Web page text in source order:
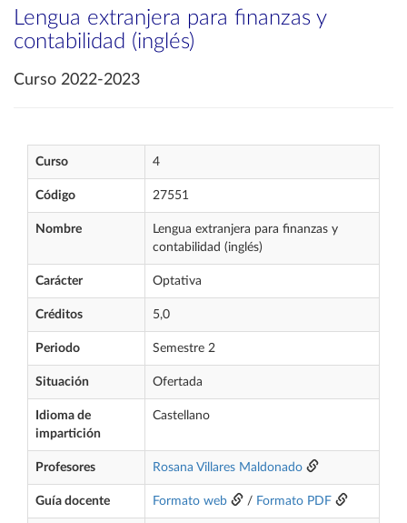
Lengua extranjera para finanzas y
contabilidad (inglés)
Curso 2022-2023
Curso 4
Código 27551
Nombre
Lengua extranjera para finanzas y
contabilidad (inglés)
Carácter Optativa
Créditos 5,0
Periodo Semestre 2
Situación Ofertada
Idioma de
impartición
Castellano
Profesores Rosana Villares Maldonado
Guía docente Formato web / Formato PDF